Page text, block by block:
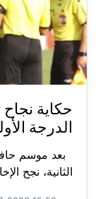
حكاية
الدرجة
بعد موسم
الثانية، نجح